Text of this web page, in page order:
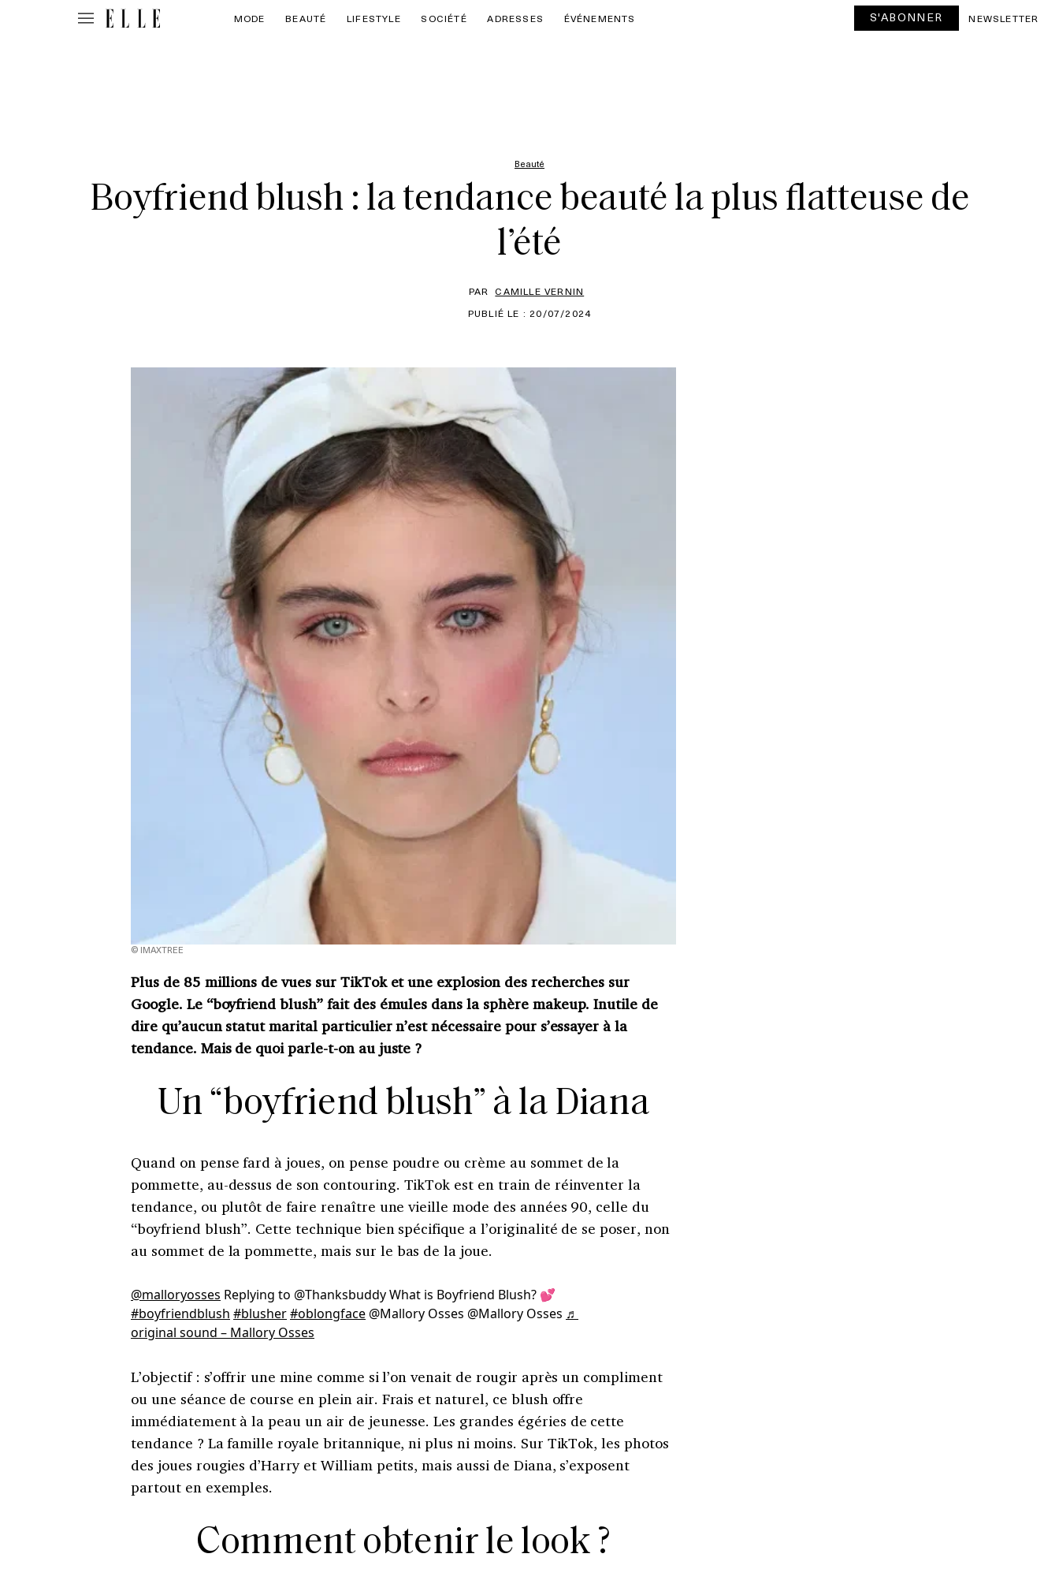
MODE BEAUTÉ LIFESTYLE SOCIÉTÉ ADRESSES ÉVÉNEMENTS S'ABONNER NEWSLETTER
Beauté
Boyfriend blush : la tendance beauté la plus flatteuse de
l’été
PAR CAMILLE VERNIN
PUBLIÉ LE : 20/07/2024
© IMAXTREE
Plus de 85 millions de vues sur TikTok et une explosion des recherches sur
Google. Le “boyfriend blush” fait des émules dans la sphère makeup. Inutile de
dire qu’aucun statut marital particulier n’est nécessaire pour s’essayer à la
tendance. Mais de quoi parle-t-on au juste ?
Un “boyfriend blush” à la Diana
Quand on pense fard à joues, on pense poudre ou crème au sommet de la
pommette, au-dessus de son contouring. TikTok est en train de réinventer la
tendance, ou plutôt de faire renaître une vieille mode des années 90, celle du
“boyfriend blush”. Cette technique bien spécifique a l’originalité de se poser, non
au sommet de la pommette, mais sur le bas de la joue.
@malloryosses Replying to @Thanksbuddy What is Boyfriend Blush? 💕
#boyfriendblush #blusher#oblongface @Mallory Osses @Mallory Osses ♬
original sound – Mallory Osses
L’objectif : s’offrir une mine comme si l’on venait de rougir après un compliment
ou une séance de course en plein air. Frais et naturel, ce blush offre
immédiatement à la peau un air de jeunesse. Les grandes égéries de cette
tendance ? La famille royale britannique, ni plus ni moins. Sur TikTok, les photos
des joues rougies d’Harry et William petits, mais aussi de Diana, s’exposent
partout en exemples.
Comment obtenir le look ?